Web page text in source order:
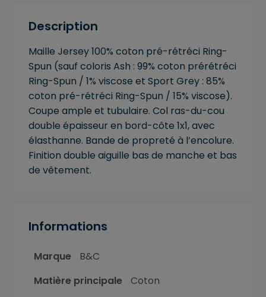
Description
Maille Jersey 100% coton pré-rétréci Ring-
Spun (sauf coloris Ash : 99% coton prérétréci
Ring-Spun / 1% viscose et Sport Grey : 85%
coton pré-rétréci Ring-Spun / 15% viscose).
Coupe ample et tubulaire. Col ras-du-cou
double épaisseur en bord-côte 1x1, avec
élasthanne. Bande de propreté à l’encolure.
Finition double aiguille bas de manche et bas
de vêtement.
Informations
Marque
B&C
Matière principale
Coton